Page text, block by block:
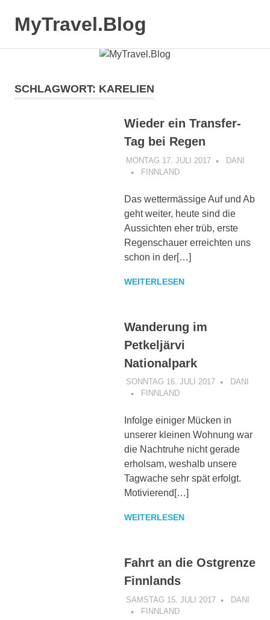
MyTravel.Blog
SCHLAGWORT: KARELIEN
Wieder ein Transfer-
Tag bei Regen
MONTAG 17. JULI 2017
DANI
FINNLAND
Das wettermässige Auf und Ab
geht weiter, heute sind die
Aussichten eher trüb, erste
Regenschauer erreichten uns
schon in der[…]
WEITERLESEN
Wanderung im
Petkeljärvi
Nationalpark
SONNTAG 16. JULI 2017
DANI
FINNLAND
Infolge einiger Mücken in
unserer kleinen Wohnung war
die Nachtruhe nicht gerade
erholsam, weshalb unsere
Tagwache sehr spät erfolgt.
Motivierend[…]
WEITERLESEN
Fahrt an die Ostgrenze
Finnlands
SAMSTAG 15. JULI 2017
DANI
FINNLAND